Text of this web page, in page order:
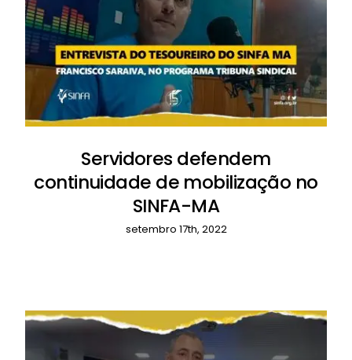
Servidores defendem
continuidade de mobilização no
SINFA-MA
setembro 17th, 2022